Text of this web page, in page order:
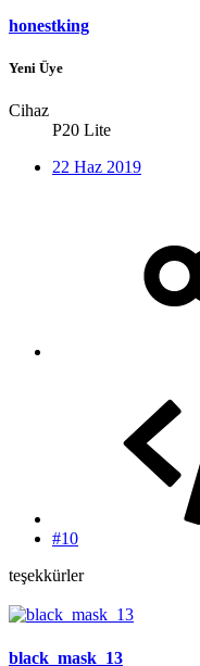
honestking
Yeni Üye
Cihaz
P20 Lite
22 Haz 2019
#10
teşekkürler
black_mask_13